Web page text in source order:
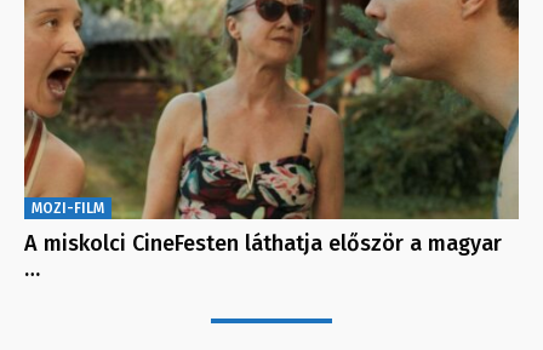
MOZI-FILM
A miskolci CineFesten láthatja először a magyar
…